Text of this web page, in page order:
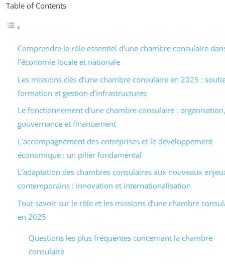
Table of Contents
Comprendre le rôle essentiel d’une chambre consulaire
l’économie locale et nationale
Les missions clés d’une chambre consulaire en 2025 :
formation et gestion d’infrastructures
Le fonctionnement d’une chambre consulaire : organisation,
gouvernance et financement
L’accompagnement des entreprises et le développement
économique : un pilier fondamental
L’adaptation des chambres consulaires aux nouveaux
contemporains : innovation et internationalisation
Tout savoir sur le rôle et les missions d’une chambre
en 2025
Questions les plus fréquentes concernant la chambre
consulaire